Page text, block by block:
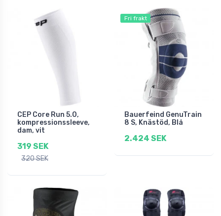
CEP Core Run 5.0,
kompressionssleeve,
dam, vit
319 SEK
320 SEK
Fri frakt
Bauerfeind GenuTrain
8 S, Knästöd, Blå
2.424 SEK